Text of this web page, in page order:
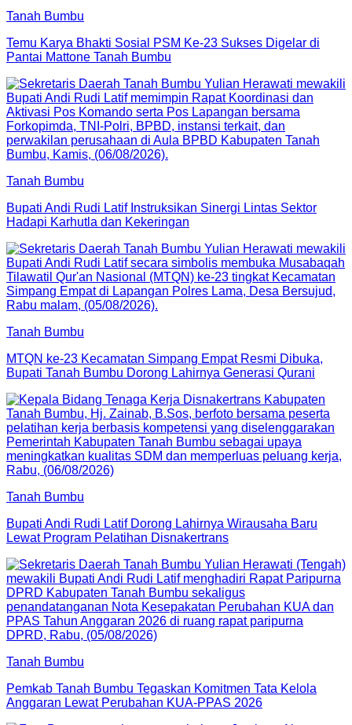
Tanah Bumbu
Temu Karya Bhakti Sosial PSM Ke-23 Sukses Digelar di
Pantai Mattone Tanah Bumbu
Tanah Bumbu
Bupati Andi Rudi Latif Instruksikan Sinergi Lintas Sektor
Hadapi Karhutla dan Kekeringan
Tanah Bumbu
MTQN ke-23 Kecamatan Simpang Empat Resmi Dibuka,
Bupati Tanah Bumbu Dorong Lahirnya Generasi Qurani
Tanah Bumbu
Bupati Andi Rudi Latif Dorong Lahirnya Wirausaha Baru
Lewat Program Pelatihan Disnakertrans
Tanah Bumbu
Pemkab Tanah Bumbu Tegaskan Komitmen Tata Kelola
Anggaran Lewat Perubahan KUA-PPAS 2026